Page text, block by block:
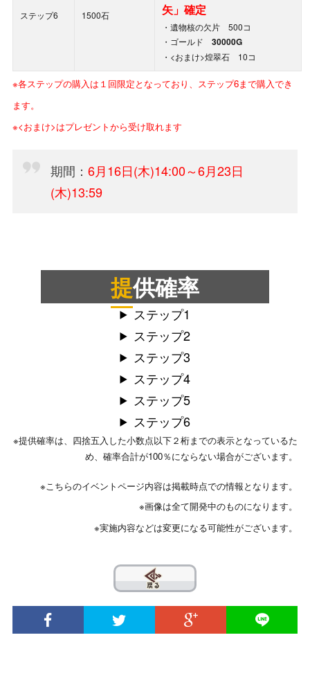
ステップ6 1500石
矢」確定
・遺物核の欠片 500コ
・ゴールド 30000G
・<おまけ>煌翠石 10コ
※各ステップの購入は１回限定となっており、ステップ6まで購入でき
ます。
※<おまけ>はプレゼントから受け取れます
期間： 6月16日(木)14:00～6月23日
(木)13:59
提供確率
ステップ1
ステップ2
ステップ3
ステップ4
ステップ5
ステップ6
※提供確率は、四捨五入した小数点以下２桁までの表示となっているた
め、確率合計が100％にならない場合がございます。
※こちらのイベントページ内容は掲載時点での情報となります。
※画像は全て開発中のものになります。
※実施内容などは変更になる可能性がございます。